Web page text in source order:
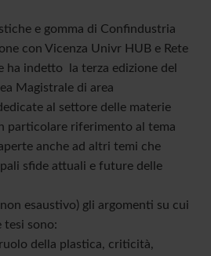
e gomma di Confindustria
con Vicenza Univr HUB e Rete
ha indetto la terza edizione del
Magistrale di area
al settore delle materie
particolare riferimento al tema
anche ad altri temi che
sfide attuali e future delle
esaustivo) gli argomenti su cui
tesi sono:
della plastica, criticità,